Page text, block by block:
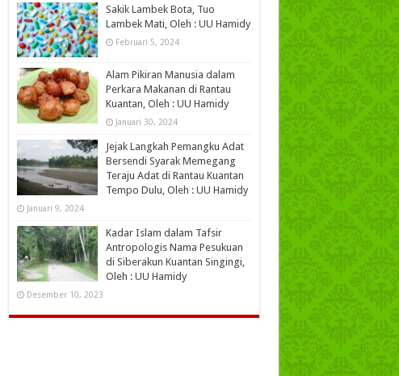
Sakik Lambek Bota, Tuo
Lambek Mati, Oleh : UU Hamidy
Februari 5, 2024
Alam Pikiran Manusia dalam
Perkara Makanan di Rantau
Kuantan, Oleh : UU Hamidy
Januari 30, 2024
Jejak Langkah Pemangku Adat
Bersendi Syarak Memegang
Teraju Adat di Rantau Kuantan
Tempo Dulu, Oleh : UU Hamidy
Januari 9, 2024
Kadar Islam dalam Tafsir
Antropologis Nama Pesukuan
di Siberakun Kuantan Singingi,
Oleh : UU Hamidy
Desember 10, 2023